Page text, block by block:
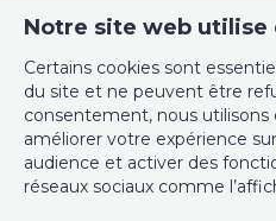
Nom, catégorie
Etage
Nombre d'étages
Equipement de
Notre site web utilise
Certains cookies sont
du site et ne peuvent être
consentement, nous utilisons
améliorer votre expérience
audience et activer des
réseaux sociaux comme
Rue de
010/22 21